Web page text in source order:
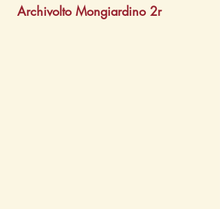
Archivolto Mongiardino 2r